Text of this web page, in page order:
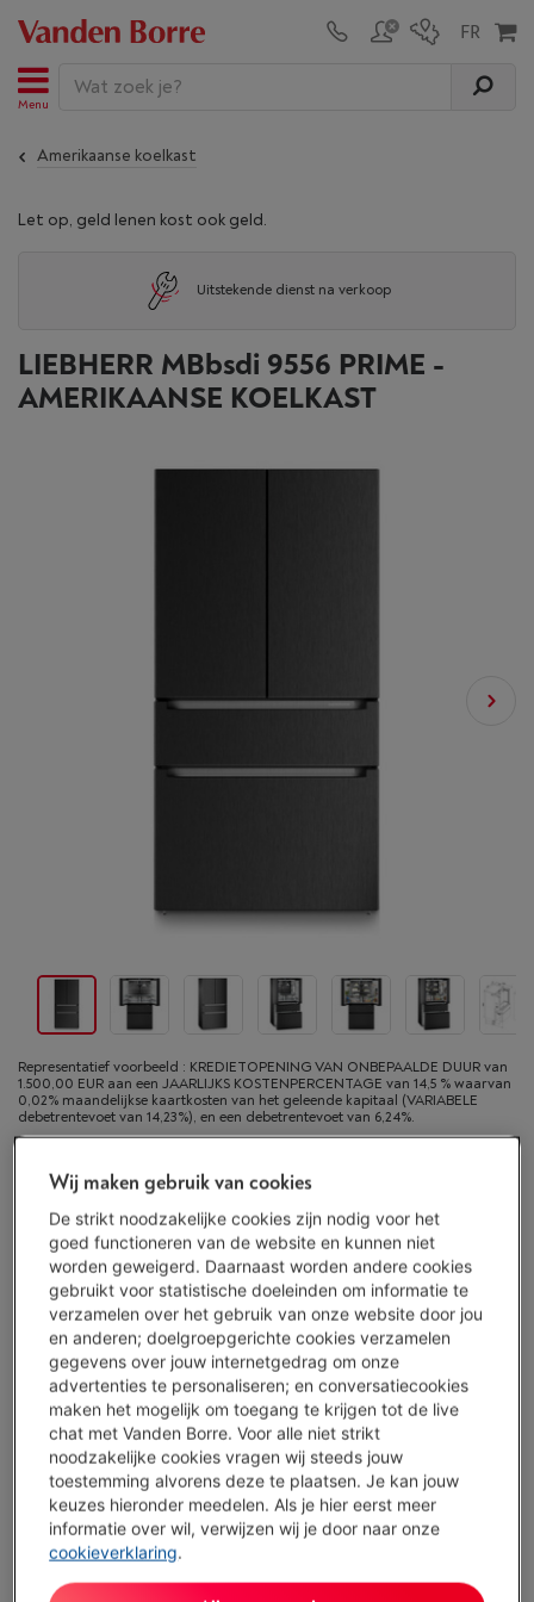
Menu
Amerikaanse koelkast
Let op, geld lenen kost ook geld.
Uitstekende dienst na verkoop
LIEBHERR MBbsdi 9556 PRIME -
AMERIKAANSE KOELKAST
Representatief voorbeeld : KREDIETOPENING VAN ONBEPAALDE DUUR van
1.500,00 EUR aan een JAARLIJKS KOSTENPERCENTAGE van 14,5 % waarvan
0,02% maandelijkse kaartkosten van het geleende kapitaal (VARIABELE
debetrentevoet van 14,23%), en een debetrentevoet van 6,24%.
Beschikbaar vanaf di. 18 augustus-Bekijk voorraad
€ 4.699,00
Of 24 betalingen van € 208,89 -Meer info
Debetrentevoet 6,24%, Kredietkost € 314,36
Koop nu
Vergelijken
Vanden Borre Life Groot elektro
Verleng de levensduur van je toestellen met één abonnement
Dit product wordt
Meer info
Wij maken gebruik van cookies
De strikt noodzakelijke cookies zijn nodig voor het
goed functioneren van de website en kunnen niet
worden geweigerd. Daarnaast worden andere cookies
gebruikt voor statistische doeleinden om informatie te
verzamelen over het gebruik van onze website door jou
en anderen; doelgroepgerichte cookies verzamelen
gegevens over jouw internetgedrag om onze
advertenties te personaliseren; en conversatiecookies
maken het mogelijk om toegang te krijgen tot de live
chat met Vanden Borre. Voor alle niet strikt
noodzakelijke cookies vragen wij steeds jouw
toestemming alvorens deze te plaatsen. Je kan jouw
keuzes hieronder meedelen. Als je hier eerst meer
informatie over wil, verwijzen wij je door naar onze
cookieverklaring.